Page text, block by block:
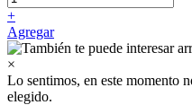
+
Agregar
×
Lo sentimos, en este momento
elegido.